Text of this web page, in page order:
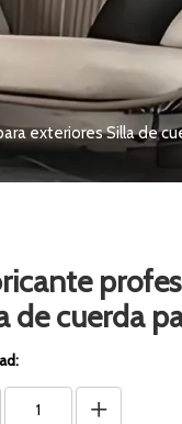
exteriores Silla de
de cuerda